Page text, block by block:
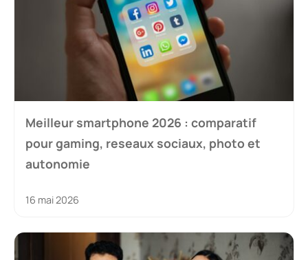
Meilleur smartphone 2026 : comparatif
pour gaming, reseaux sociaux, photo et
autonomie
16 mai 2026